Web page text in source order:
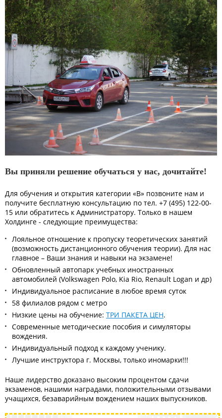
Вы приняли решение обучаться у нас, дочитайте!
Для обучения и открытия категории «В» позвоните нам и
получите бесплатную консультацию по тел. +7 (495) 122-00-
15 или обратитесь к Администратору. Только в нашем
Холдинге - следующие преимущества:
Лояльное отношение к пропуску теоретических занятий
(возможность дистанционного обучения теории). Для нас
главное – Ваши знания и навыки на экзамене!
Обновленный автопарк учебных иностранных
автомобилей (Volkswagen Polo, Kia Rio, Renault Logan и др)
Индивидуальное расписание в любое время суток
58 филиалов рядом с метро
Низкие цены на обучение: ТРИ ПАКЕТА ЦЕН.
Современные методические пособия и симуляторы
вождения.
Индивидуальный подход к каждому ученику.
Лучшие инструктора г. Москвы, только иномарки!!!
Наше лидерство доказано высоким процентом сдачи
экзаменов, нашими наградами, положительными отзывами
учащихся, безаварийным вождением наших выпускников.